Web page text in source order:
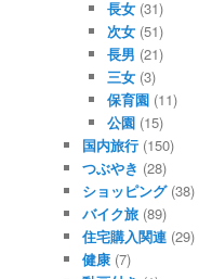
長女(31)
次女(51)
長男 (21)
三女(3)
保育園(11)
公園(15)
国内旅行 (150)
つぶやき (28)
ショッピング(38)
バイク旅 (89)
住宅購入関連 (29)
健康 (7)